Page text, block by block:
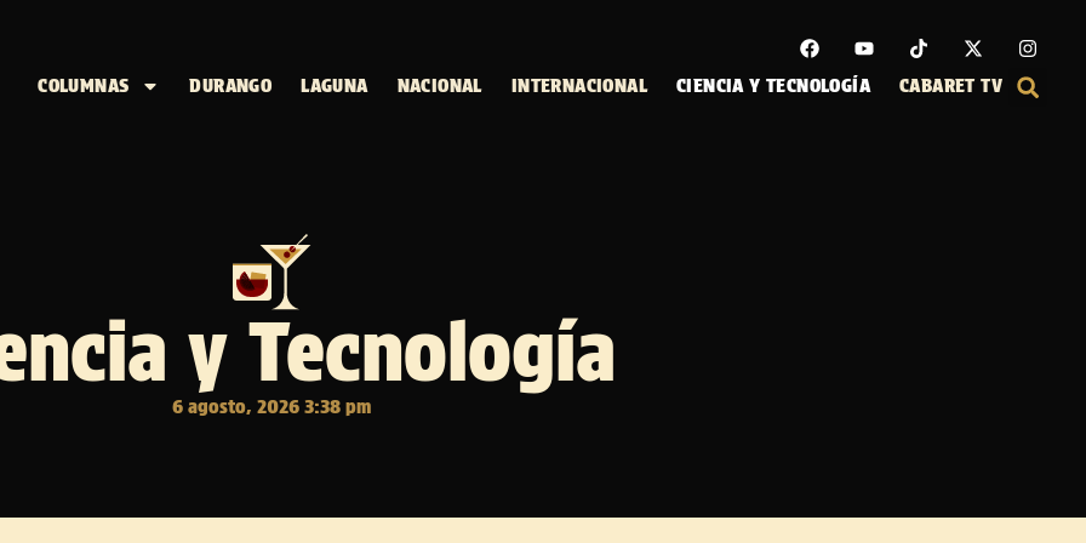
COLUMNAS DURANGO LAGUNA NACIONAL INTERNACIONAL CIENCIA Y TECNOLOGÍA CABARET TV
y Tecnología
6 agosto, 2026 3:38 pm